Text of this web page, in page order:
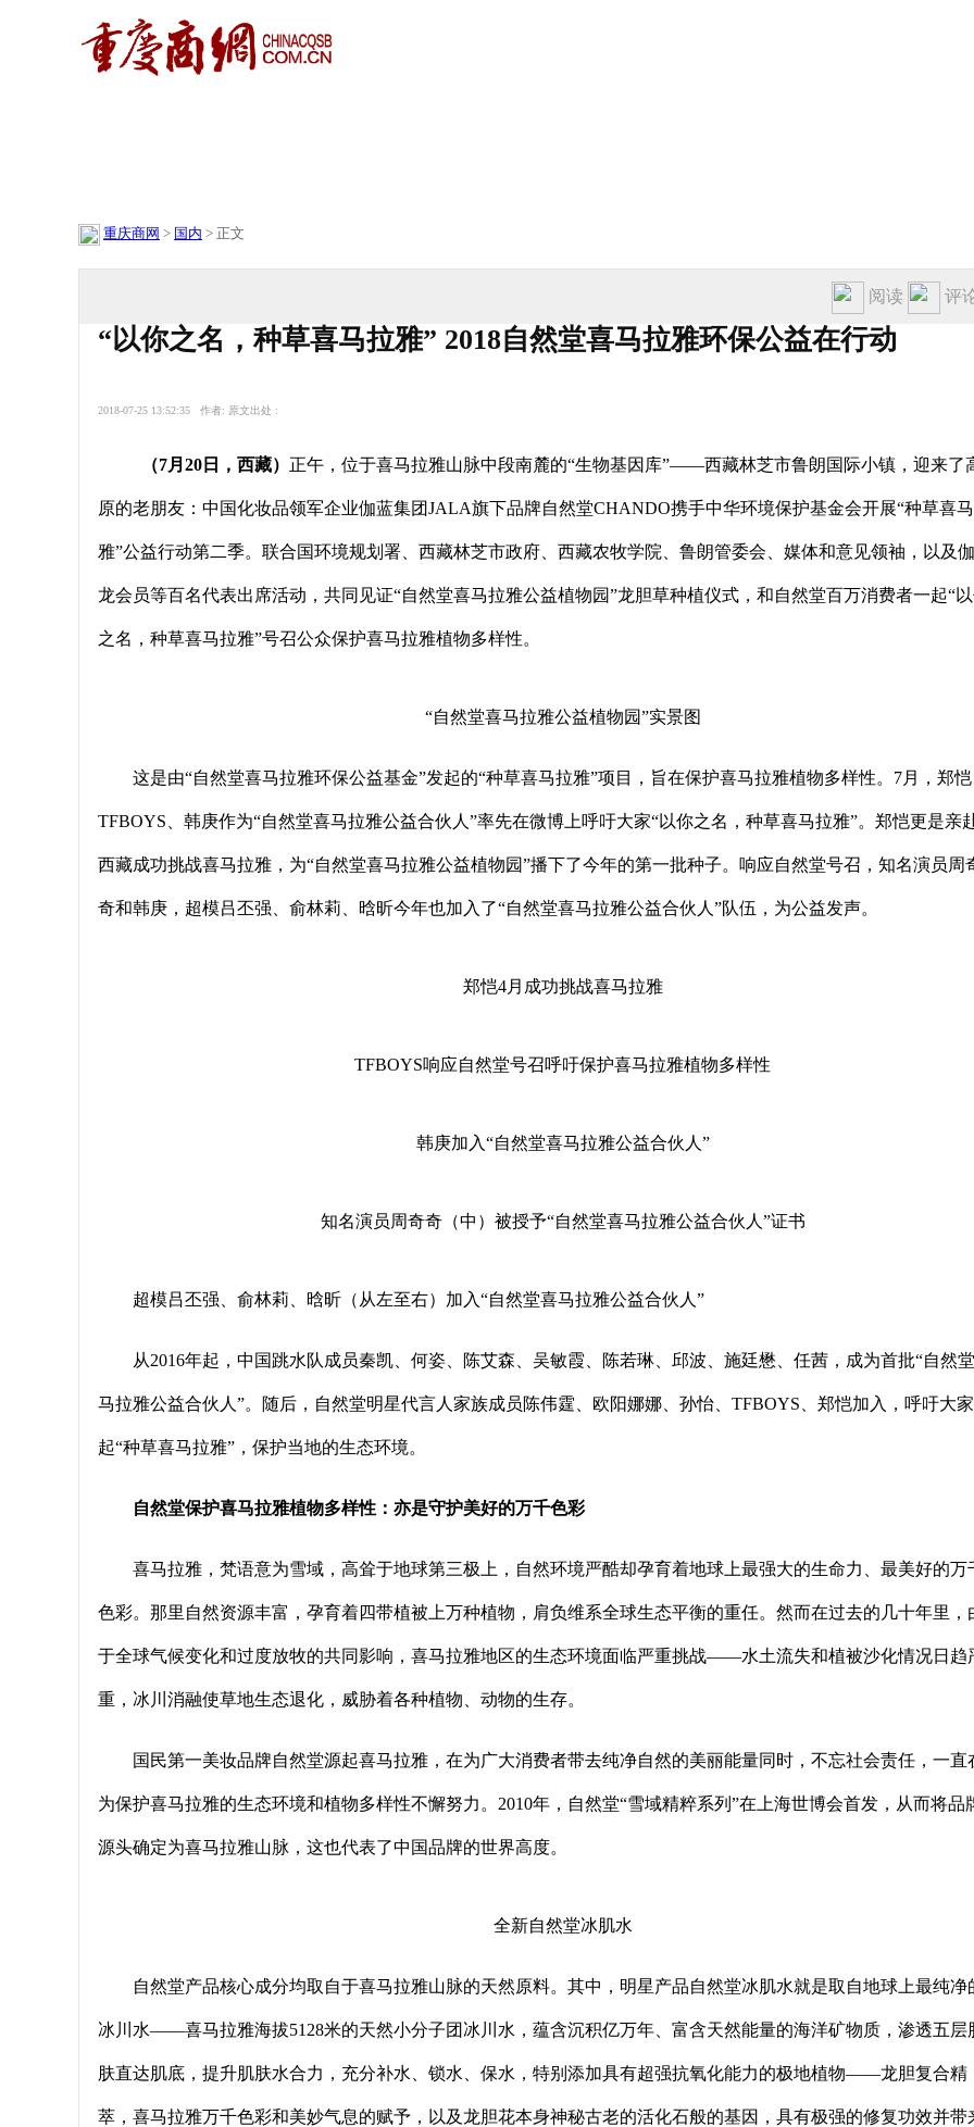
重庆商网 > 国内 > 正文
阅读 评
“以你之名，种草喜马拉雅” 2018自然堂喜马拉雅环保公益在行动
2018-07-25 13:52:35 作者: 原文出处 :
（7月20日，西藏） 正午，位于喜马拉雅山脉中段南麓的“生物基因库”——西藏林芝市鲁朗国际小镇，迎来了
原的老朋友：中国化妆品领军企业伽蓝集团JALA旗下品牌自然堂CHANDO携手中华环境保护基金会开展“种草喜
雅”公益行动第二季。联合国环境规划署、西藏林芝市政府、西藏农牧学院、鲁朗管委会、媒体和意见领袖，以及
龙会员等百名代表出席活动，共同见证“自然堂喜马拉雅公益植物园”龙胆草种植仪式，和自然堂百万消费者一起“
之名，种草喜马拉雅”号召公众保护喜马拉雅植物多样性。
“自然堂喜马拉雅公益植物园”实景图
这是由“自然堂喜马拉雅环保公益基金”发起的“种草喜马拉雅”项目，旨在保护喜马拉雅植物多样性。7月，郑恺
TFBOYS、韩庚作为“自然堂喜马拉雅公益合伙人”率先在微博上呼吁大家“以你之名，种草喜马拉雅”。郑恺更是亲
西藏成功挑战喜马拉雅，为“自然堂喜马拉雅公益植物园”播下了今年的第一批种子。响应自然堂号召，知名演员周
奇和韩庚，超模吕丕强、俞林莉、晗昕今年也加入了“自然堂喜马拉雅公益合伙人”队伍，为公益发声。
郑恺4月成功挑战喜马拉雅
TFBOYS响应自然堂号召呼吁保护喜马拉雅植物多样性
韩庚加入“自然堂喜马拉雅公益合伙人”
知名演员周奇奇（中）被授予“自然堂喜马拉雅公益合伙人”证书
超模吕丕强、俞林莉、晗昕（从左至右）加入“自然堂喜马拉雅公益合伙人”
从2016年起，中国跳水队成员秦凯、何姿、陈艾森、吴敏霞、陈若琳、邱波、施廷懋、任茜，成为首批“自然
马拉雅公益合伙人”。随后，自然堂明星代言人家族成员陈伟霆、欧阳娜娜、孙怡、TFBOYS、郑恺加入，呼吁大
起“种草喜马拉雅”，保护当地的生态环境。
自然堂保护喜马拉雅植物多样性：亦是守护美好的万千色彩
喜马拉雅，梵语意为雪域，高耸于地球第三极上，自然环境严酷却孕育着地球上最强大的生命力、最美好的万
色彩。那里自然资源丰富，孕育着四带植被上万种植物，肩负维系全球生态平衡的重任。然而在过去的几十年里，
于全球气候变化和过度放牧的共同影响，喜马拉雅地区的生态环境面临严重挑战——水土流失和植被沙化情况日趋
重，冰川消融使草地生态退化，威胁着各种植物、动物的生存。
国民第一美妆品牌自然堂源起喜马拉雅，在为广大消费者带去纯净自然的美丽能量同时，不忘社会责任，一直
为保护喜马拉雅的生态环境和植物多样性不懈努力。2010年，自然堂“雪域精粹系列”在上海世博会首发，从而将品
源头确定为喜马拉雅山脉，这也代表了中国品牌的世界高度。
全新自然堂冰肌水
自然堂产品核心成分均取自于喜马拉雅山脉的天然原料。其中，明星产品自然堂冰肌水就是取自地球上最纯净
冰川水——喜马拉雅海拔5128米的天然小分子团冰川水，蕴含沉积亿万年、富含天然能量的海洋矿物质，渗透五层
肤直达肌底，提升肌肤水合力，充分补水、锁水、保水，特别添加具有超强抗氧化能力的极地植物——龙胆复合精
萃，喜马拉雅万千色彩和美妙气息的赋予，以及龙胆花本身神秘古老的活化石般的基因，具有极强的修复功效并带